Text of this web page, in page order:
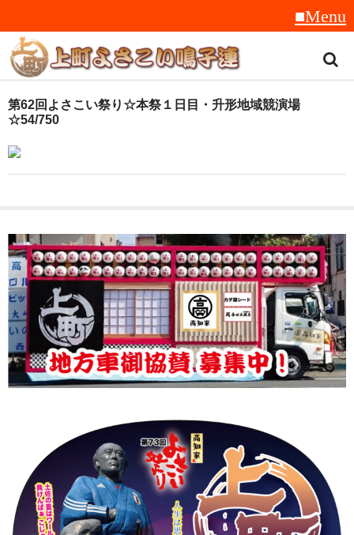
トップ
音楽
衣装
地方車
グッズ
上町Tシャツ
振付
その他
第62回よさこい祭り☆本祭１日目・升形地域競演場
☆54/750